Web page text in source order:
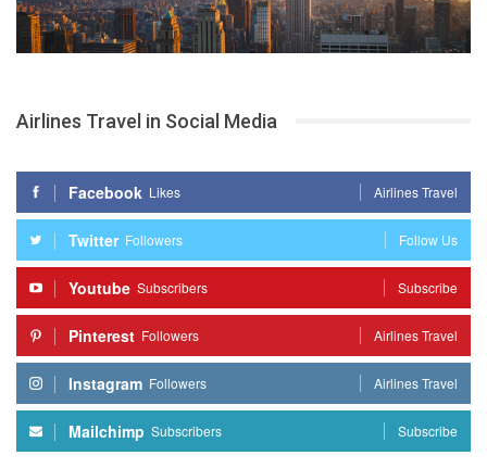
Airlines Travel in Social Media
Facebook Likes Airlines Travel
Twitter Followers Follow Us
Youtube Subscribers Subscribe
Pinterest Followers Airlines Travel
Instagram Followers Airlines Travel
Mailchimp Subscribers Subscribe